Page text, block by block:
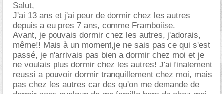
Salut,
J'ai 13 ans et j'ai peur de dormir chez les autres
depuis a eu pres 7 ans, comme Framboiise.
Avant, je pouvais dormir chez les autres, j'adorais,
même!! Mais à un moment,je ne sais pas ce qui s'est
passé, je n'arrivais pas bien a dormir chez moi et je
ne voulais plus dormir chez les autres! J'ai finalement
reussi a pouvoir dormir tranquillement chez moi, mais
pas chez les autres car des qu'on me demande de